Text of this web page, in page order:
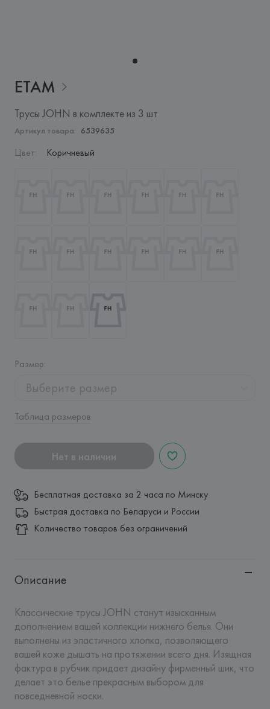
ETAM
Трусы JOHN в комплекте из 3 шт
Артикул товара: 6539635
Цвет: Коричневый
Размер:
Выберите размер
Таблица размеров
Нет в наличии
Бесплатная доставка за 2 часа по Минску
Быстрая доставка по Беларуси и России
Количество товаров без ограничений
Описание
Классические трусы JOHN станут изысканным
дополнением вашей коллекции нижнего белья. Они
выполнены из эластичного хлопка, позволяющего
вашей коже дышать на протяжении всего дня. Изящная
фактура в рубчик придает дизайну фирменный шик, что
делает это белье прекрасным выбором для
повседневной носки.